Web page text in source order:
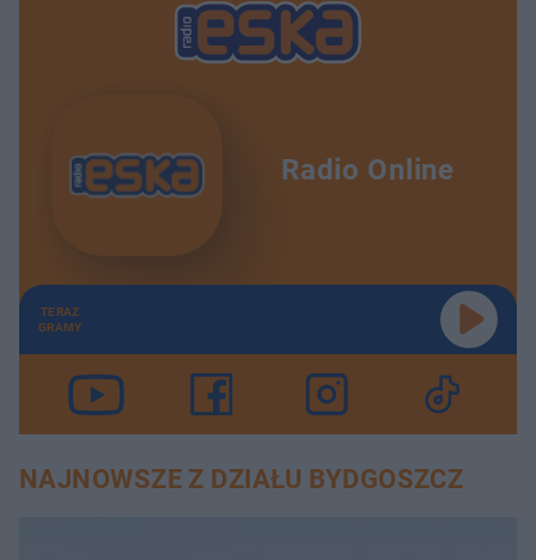
Radio Online
TERAZ
GRAMY
NAJNOWSZE Z DZIAŁU BYDGOSZCZ